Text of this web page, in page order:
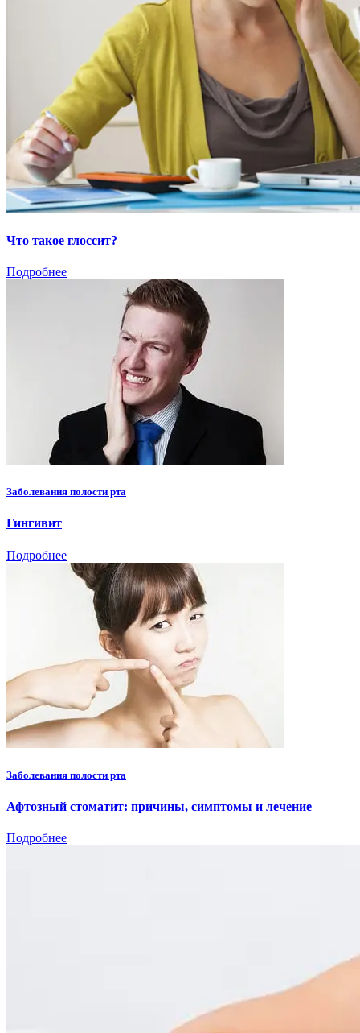
Что такое глоссит?
Подробнее
Заболевания полости рта
Гингивит
Подробнее
Заболевания полости рта
Афтозный стоматит: причины, симптомы и лечение
Подробнее